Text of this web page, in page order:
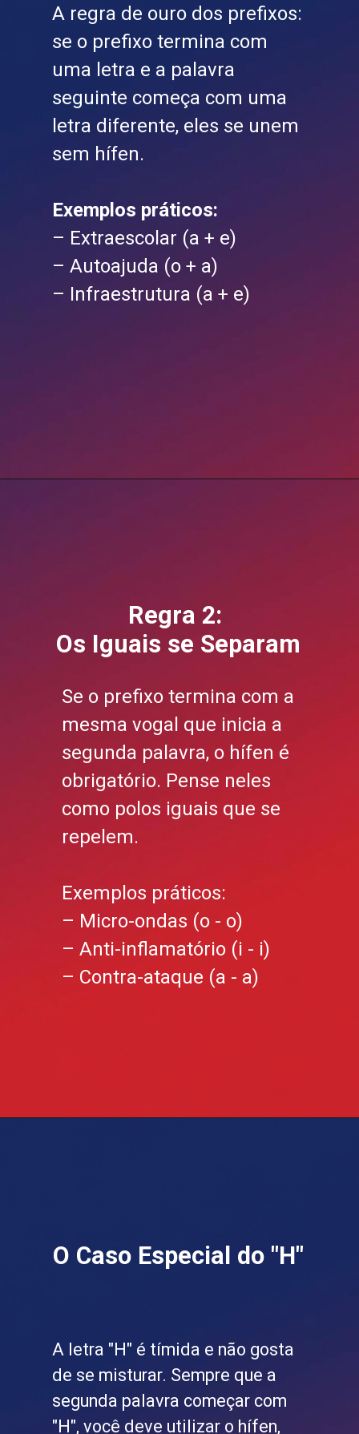
A regra de ouro dos prefixos:
se o prefixo termina com
uma letra e a palavra
seguinte começa com uma
letra diferente, eles se unem
sem hífen.
Exemplos práticos:
– Extraescolar (a + e)
– Autoajuda (o + a)
– Infraestrutura (a + e)
Regra 2:
Os Iguais se Separam
Se o prefixo termina com a
mesma vogal que inicia a
segunda palavra, o hífen é
obrigatório. Pense neles
como polos iguais que se
repelem.
Exemplos práticos:
– Micro-ondas (o - o)
– Anti-inflamatório (i - i)
– Contra-ataque (a - a)
O Caso Especial do "H"
A letra "H" é tímida e não gosta
de se misturar. Sempre que a
segunda palavra começar com
"H", você deve utilizar o hífen,